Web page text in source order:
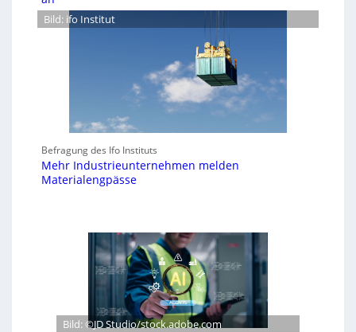
Bild: ifo Institut
Befragung des Ifo Instituts
Mehr Industrieunternehmen melden
Materialengpässe
Bild: ©JD Studio/stock.adobe.com